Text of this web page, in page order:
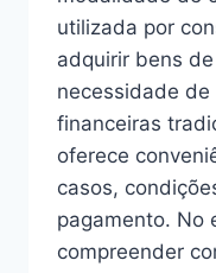
utilizada por
adquirir bens
necessidade
financeiras
oferece
casos,
pagamento. No
compreender